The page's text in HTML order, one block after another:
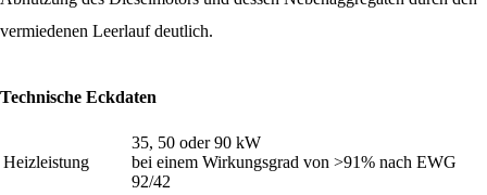
vermiedenen Leerlauf deutlich.
Technische Eckdaten
Heizleistung
35, 50 oder 90 kW
bei einem Wirkungsgrad von >91% nach EWG
92/42